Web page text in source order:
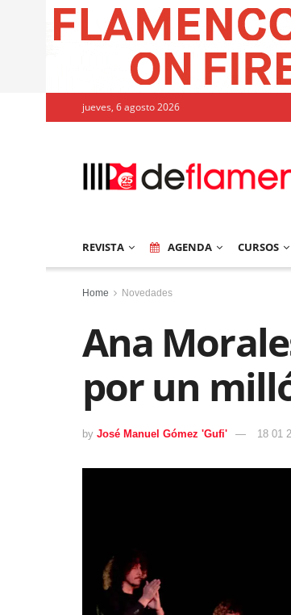
jueves, 6 agosto 2026
REVISTA AGENDA CURSOS
Home Novedades
Ana
por un
by José Manuel Gómez 'Gufi' 18 01